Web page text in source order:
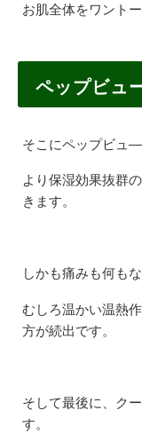
お肌全体をワント
ペップビュ
そこにペップビュ―
より保湿効果抜群
きます。
しかも痛みも何もな
むしろ温かい温熱
方が続出です。
そして最後に、ク
す。